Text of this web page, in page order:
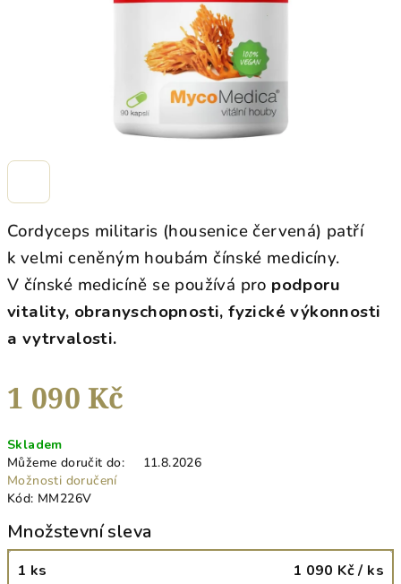
Cordyceps militaris (housenice červená) patří
k velmi ceněným houbám čínské medicíny.
V čínské medicíně se používá pro podporu
vitality, obranyschopnosti, fyzické výkonnosti
a vytrvalosti.
1 090 Kč
cena:
Skladem
Můžeme doručit do:
11.8.2026
Možnosti doručení
Kód: MM226V
Množstevní sleva
1 ks 1 090 Kč/ ks